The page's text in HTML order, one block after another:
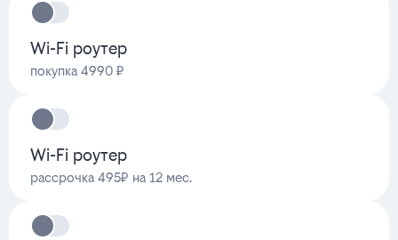
Wi-Fi роутер
покупка 4990 ₽
Wi-Fi роутер
рассрочка 495₽ на 12 мес.